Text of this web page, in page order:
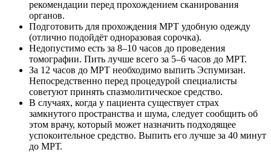
рекомендации перед прохождением сканирования
органов.
Подготовить для прохождения МРТ удобную одежду
(отлично подойдёт одноразовая сорочка).
Недопустимо есть за 8–10 часов до проведения
томографии. Пить лучше всего за 5–6 часов до МРТ.
За 12 часов до МРТ необходимо выпить Эспумизан.
Непосредственно перед процедурой специалисты
советуют принять спазмолитическое средство.
В случаях, когда у пациента существует страх
замкнутого пространства и шума, следует сообщить об
этом врачу, который может назначить подходящее
успокоительное средство. Выпить его лучше за 40 минут
до МРТ.